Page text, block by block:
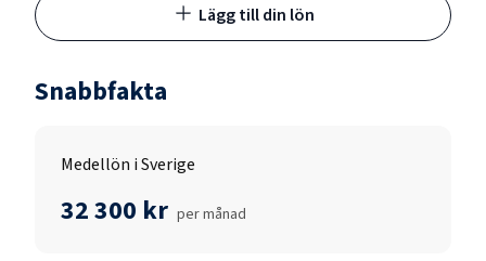
Lägg till din lön
Snabbfakta
Medellön i Sverige
32 300 kr per månad